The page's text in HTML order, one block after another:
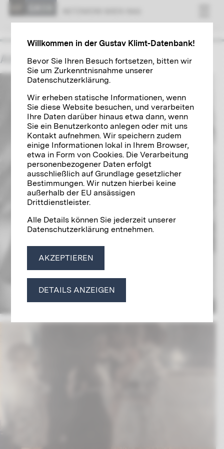
Alma Mahler-Werfel
Willkommen in der Gustav Klimt-Datenbank!
Bevor Sie Ihren Besuch fortsetzen, bitten wir
Sie um Zurkenntnisnahme unserer
Datenschutzerklärung.
Wir erheben statische Informationen, wenn
Sie diese Website besuchen, und verarbeiten
Ihre Daten darüber hinaus etwa dann, wenn
Sie ein Benutzerkonto anlegen oder mit uns
Kontakt aufnehmen. Wir speichern zudem
einige Informationen lokal in Ihrem Browser,
etwa in Form von Cookies. Die Verarbeitung
personenbezogener Daten erfolgt
ausschließlich auf Grundlage gesetzlicher
Bestimmungen. Wir nutzen hierbei keine
außerhalb der EU ansässigen
Drittdienstleister.
Alle Details können Sie jederzeit unserer
Datenschutzerklärung entnehmen.
AKZEPTIEREN
DETAILS ANZEIGEN